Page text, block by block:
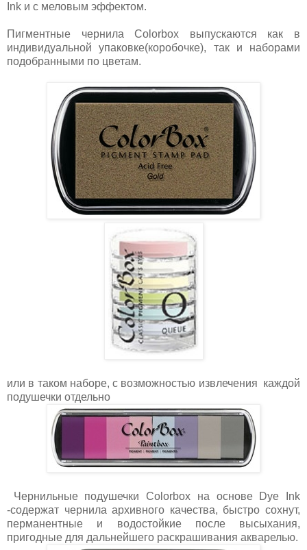
Ink и с меловым эффектом.
Пигментные чернила Colorbox выпускаются как в
индивидуальной упаковке(коробочке), так и наборами
подобранными по цветам.
или в таком наборе, с возможностью извлечения каждой
подушечки отдельно
Чернильные подушечки Colorbox на основе Dye Ink
-содержат чернила архивного качества, быстро сохнут,
перманентные и водостойкие после высыхания,
пригодные для дальнейшего раскрашивания акварелью.